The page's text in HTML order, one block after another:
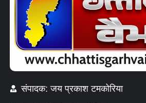
संपादक: जय प्रकाश टमकोरिया